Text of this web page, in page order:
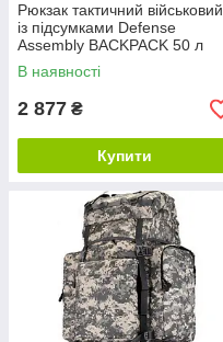
Рюкзак тактичний військовий
із підсумками Defense
Assembly BACKPACK 50 л
мультикам ОПТ!
В наявності
2 877 ₴
Купити